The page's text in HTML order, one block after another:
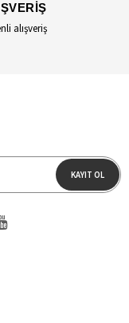
alışveriş
KAYIT OL